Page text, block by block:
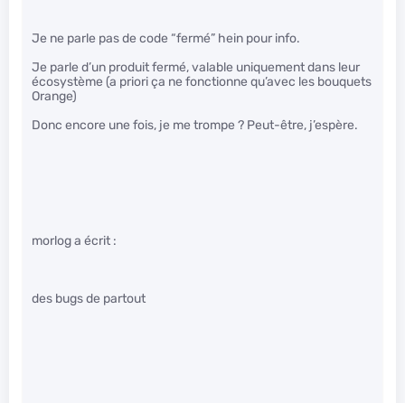
Je ne parle pas de code “fermé” hein pour info.
Je parle d’un produit fermé, valable uniquement dans leur
écosystème (a priori ça ne fonctionne qu’avec les bouquets
Orange)
Donc encore une fois, je me trompe ? Peut-être, j’espère.
morlog a écrit :
des bugs de partout